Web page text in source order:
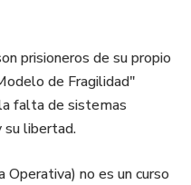
prisioneros de su propio
de Fragilidad"
falta de sistemas
su libertad.
no es un curso